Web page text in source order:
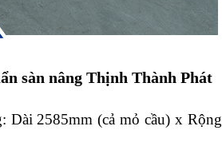
sàn nâng Thịnh Thành Phát
Dài 2585mm (cả mỏ cầu) x Rộng